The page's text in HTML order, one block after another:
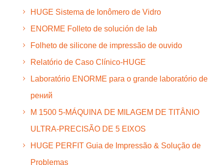
HUGE Sistema de Ionômero de Vidro
ENORME Folleto de solución de lab
Folheto de silicone de impressão de ouvido
Relatório de Caso Clínico-HUGE
Laboratório ENORME para o grande laboratório de
рений
M 1500 5-MÁQUINA DE MILAGEM DE TITÂNIO
ULTRA-PRECISÃO DE 5 EIXOS
HUGE PERFIT Guia de Impressão & Solução de
Problemas